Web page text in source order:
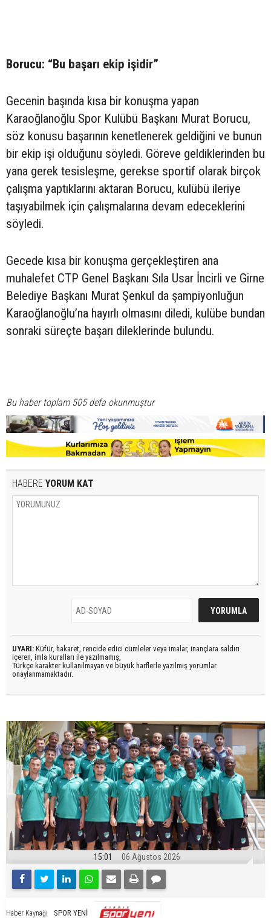
Borucu: “Bu başarı ekip işidir”
Gecenin başında kısa bir konuşma yapan
Karaoğlanoğlu Spor Kulübü Başkanı Murat Borucu,
söz konusu başarının kenetlenerek geldiğini ve bunun
bir ekip işi olduğunu söyledi. Göreve geldiklerinden bu
yana gerek tesisleşme, gerekse sportif olarak birçok
çalışma yaptıklarını aktaran Borucu, kulübü ileriye
taşıyabilmek için çalışmalarına devam edeceklerini
söyledi.
Gecede kısa bir konuşma gerçekleştiren ana
muhalefet CTP Genel Başkanı Sıla Usar İncirli ve Girne
Belediye Başkanı Murat Şenkul da şampiyonluğun
Karaoğlanoğlu’na hayırlı olmasını diledi, kulübe bundan
sonraki süreçte başarı dileklerinde bulundu.
Bu haber toplam 505 defa okunmuştur
HABERE YORUM KAT
UYARI: Küfür, hakaret, rencide edici cümleler veya imalar, inançlara saldırı
içeren, imla kuralları ile yazılmamış,
Türkçe karakter kullanılmayan ve büyük harflerle yazılmış yorumlar
onaylanmamaktadır.
15:01 06 Ağustos 2026
Haber Kaynağı SPOR YENİ